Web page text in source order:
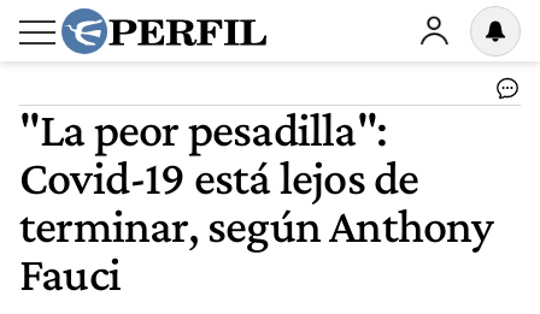
"La peor pesadilla":
Covid-19 está lejos de
terminar, según Anthony
Fauci